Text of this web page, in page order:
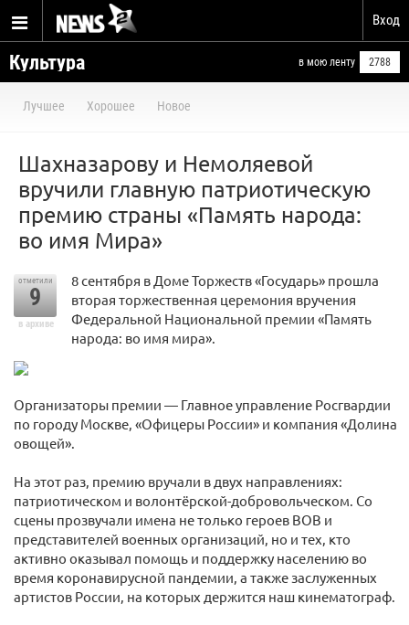
Вход
Культура в мою ленту 2788
Лучшее Хорошее Новое
Шахназарову и Немоляевой
вручили главную патриотическую
премию страны «Память народа:
во имя Мира»
отметили
9
в архиве
8 сентября в Доме Торжеств «Государь» прошла
вторая торжественная церемония вручения
Федеральной Национальной премии «Память
народа: во имя мира».
Организаторы премии — Главное управление Росгвардии
по городу Москве, «Офицеры России» и компания «Долина
овощей».
На этот раз, премию вручали в двух направлениях:
патриотическом и волонтёрской-добровольческом. Со
сцены прозвучали имена не только героев ВОВ и
представителей военных организаций, но и тех, кто
активно оказывал помощь и поддержку населению во
время коронавирусной пандемии, а также заслуженных
артистов России, на которых держится наш кинематограф.